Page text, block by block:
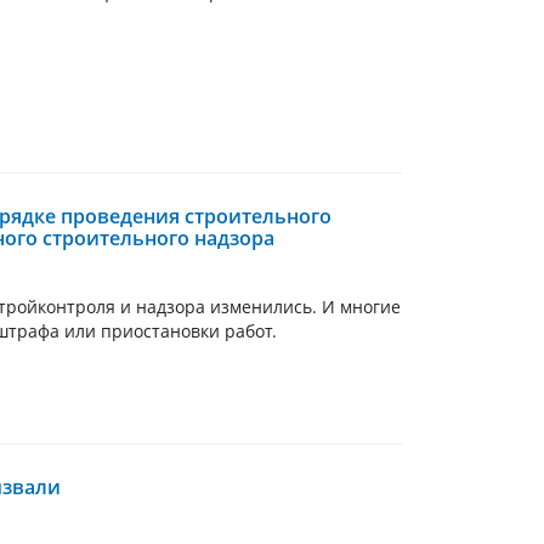
проведения строительного
строительного надзора
и надзора изменились. И многие
или приостановки работ.